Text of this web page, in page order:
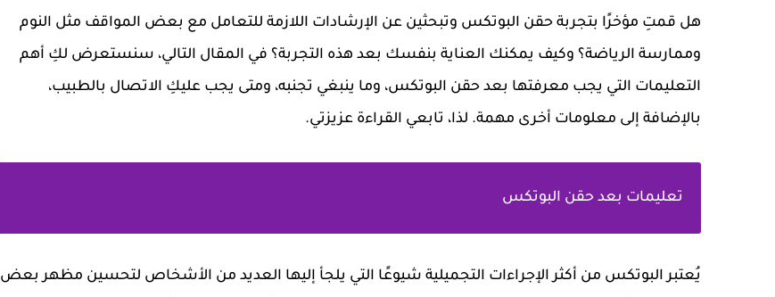
هل قمتِ مؤخرًا بتجربة حقن البوتكس وتبحثين عن الإرشادات اللازمة للتعامل مع بعض المواقف مثل النوم
وممارسة الرياضة؟ وكيف يمكنك العناية بنفسك بعد هذه التجربة؟ في المقال التالي، سنستعرض لكِ أهم
التعليمات التي يجب معرفتها بعد حقن البوتكس، وما ينبغي تجنبه، ومتى يجب عليكِ الاتصال بالطبيب،
بالإضافة إلى معلومات أخرى مهمة. لذا، تابعي القراءة عزيزتي.
تعليمات بعد حقن البوتكس
يُعتبر البوتكس من أكثر الإجراءات التجميلية شيوعًا التي يلجأ إليها العديد من الأشخاص لتحسين مظهر بعض